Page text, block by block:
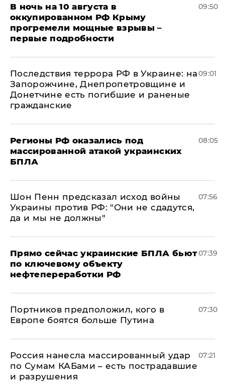
В ночь на 10 августа в
оккупированном РФ Крыму
прогремели мощные взрывы –
первые подробности
09:50
Последствия террора РФ в Украине: на
Запорожчине, Днепропетровщине и
Донетчине есть погибшие и раненые
гражданские
09:01
Регионы РФ оказались под
массированной атакой украинских
БПЛА
08:05
Шон Пенн предсказал исход войны
Украины против РФ: "Они не сдадутся,
да и мы не должны"
07:56
Прямо сейчас украинские БПЛА бьют
по ключевому объекту
нефтепереработки РФ
07:39
Портников предположил, кого в
Европе боятся больше Путина
07:30
Россия нанесла массированный удар
по Сумам КАБами – есть пострадавшие
и разрушения
07:21